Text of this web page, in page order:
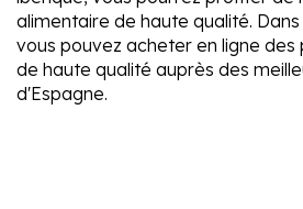
alimentaire de haute qualité. Dans
vous pouvez acheter en ligne des
de haute qualité auprès des
d'Espagne.